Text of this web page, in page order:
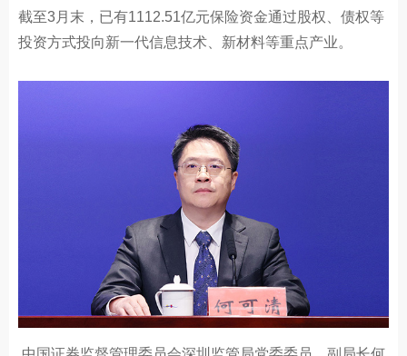
截至3月末，已有1112.51亿元保险资金通过股权、债权等
投资方式投向新一代信息技术、新材料等重点产业。